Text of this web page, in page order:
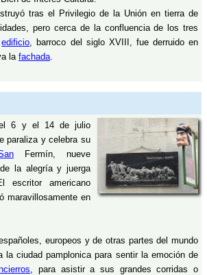
tras el Privilegio de la Unión en tierra de
pero cerca de la confluencia de los tres
edificio , barroco del siglo XVIII, fue derruido en
la fachada
el 6 y el 14 de julio
paraliza y celebra su
Fermín, nueve
la alegría y juerga
escritor americano
maravillosamente en
europeos y de otras partes del mundo
la ciudad pamplonica para sentir la emoción de
, para asistir a sus grandes corridas o